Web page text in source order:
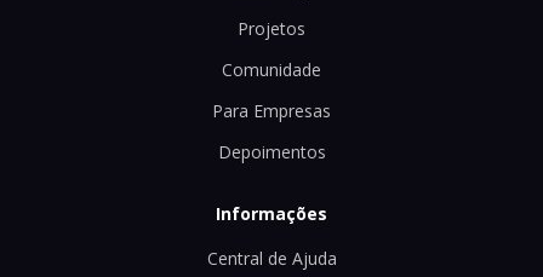
Projetos
Comunidade
Para Empresas
Depoimentos
Informações
Central de Ajuda